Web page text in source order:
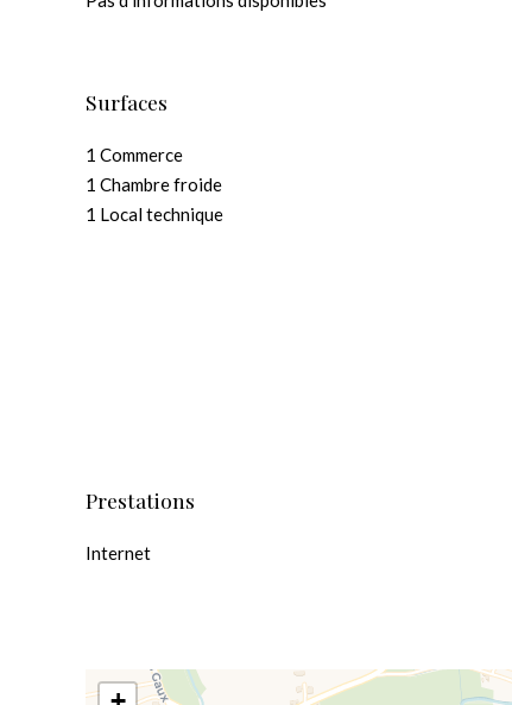
Surfaces
1 Commerce
1 Chambre froide
1 Local technique
Prestations
Internet